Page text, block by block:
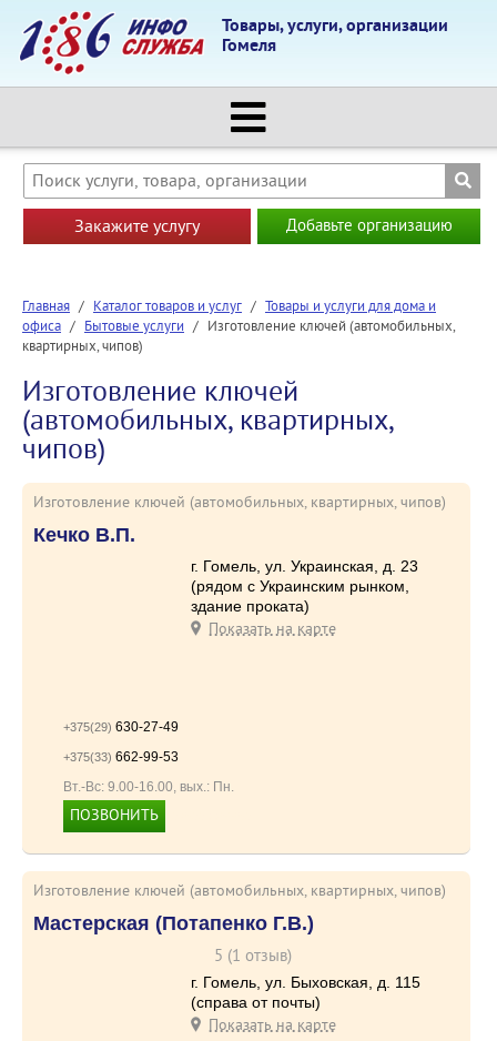
Товары, услуги, организации
Гомеля
Закажите услугу Добавьте организацию
Главная / Каталог товаров и услуг / Товары и услуги для дома и
офиса / Бытовые услуги / Изготовление ключей (автомобильных,
квартирных, чипов)
Изготовление ключей
(автомобильных, квартирных,
чипов)
Изготовление ключей (автомобильных, квартирных, чипов)
Кечко В.П.
г. Гомель, ул. Украинская, д. 23
(рядом с Украинским рынком,
здание проката)
Показать на карте
+375(29) 630-27-49
+375(33) 662-99-53
Вт.-Вс: 9.00-16.00, вых.: Пн.
ПОЗВОНИТЬ
Изготовление ключей (автомобильных, квартирных, чипов)
Мастерская (Потапенко Г.В.)
5 (1 отзыв)
г. Гомель, ул. Быховская, д. 115
(справа от почты)
Показать на карте